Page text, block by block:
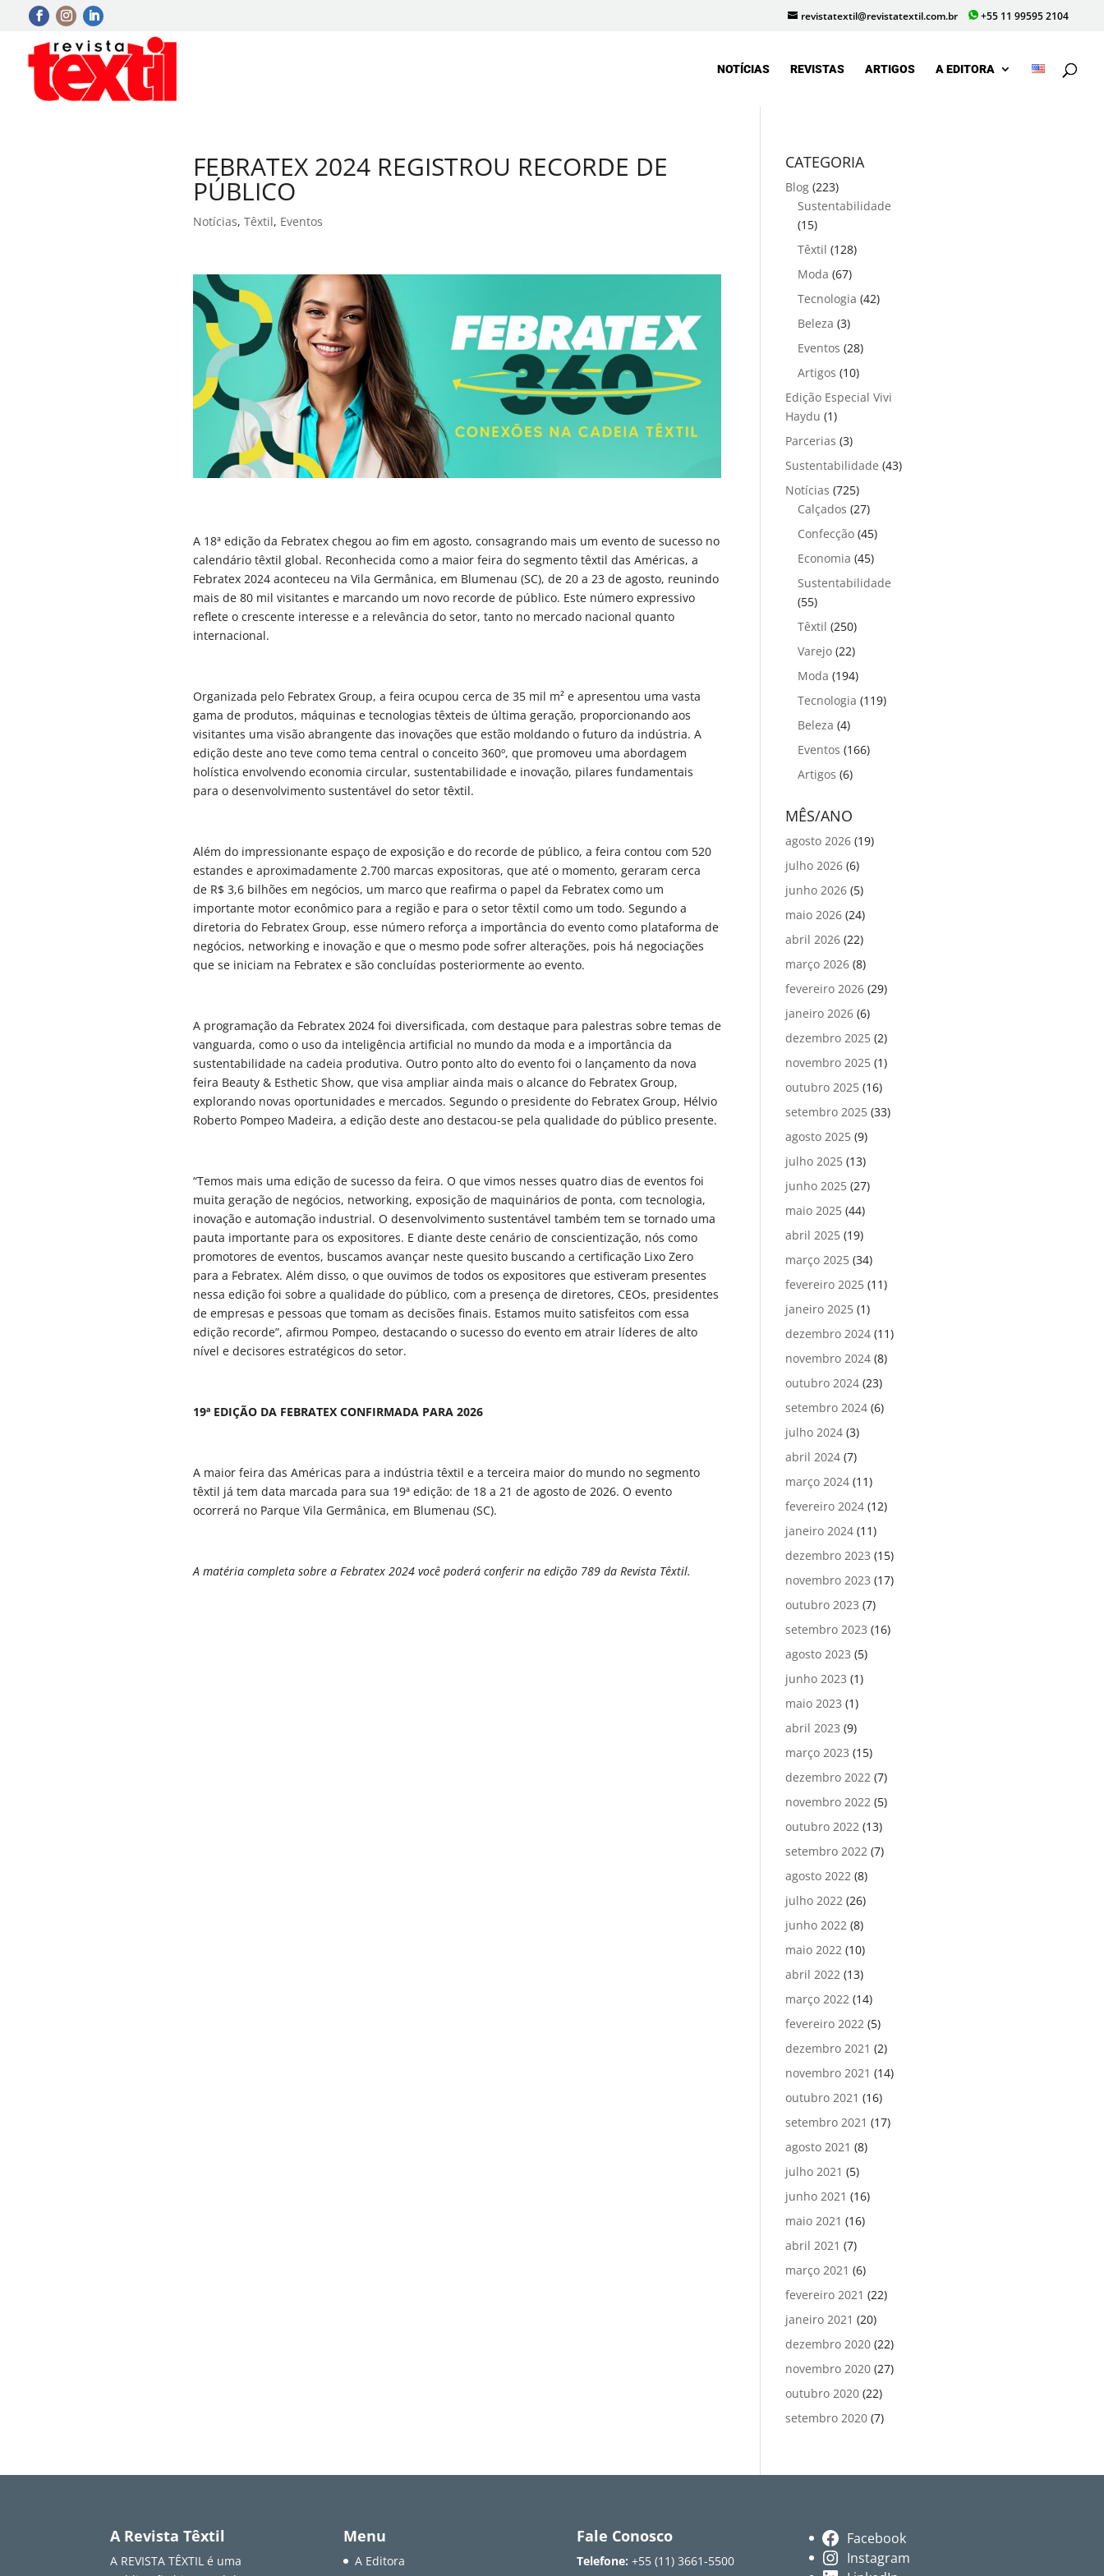
+55 11 99595 2104
revistatextil@revistatextil.com.br
NOTÍCIAS REVISTAS ARTIGOS A EDITORA
FEBRATEX 2024 REGISTROU RECORDE DE
PÚBLICO
Notícias,Têxtil, Eventos
A 18ª edição da Febratex chegou ao fim em agosto, consagrando mais um evento de sucesso no
calendário têxtil global. Reconhecida como a maior feira do segmento têxtil das Américas, a
Febratex 2024 aconteceu na Vila Germânica, em Blumenau (SC), de 20 a 23 de agosto, reunindo
mais de 80 mil visitantes e marcando um novo recorde de público. Este número expressivo
reflete o crescente interesse e a relevância do setor, tanto no mercado nacional quanto
internacional.
Organizada pelo Febratex Group, a feira ocupou cerca de 35 mil m² e apresentou uma vasta
gama de produtos, máquinas e tecnologias têxteis de última geração, proporcionando aos
visitantes uma visão abrangente das inovações que estão moldando o futuro da indústria. A
edição deste ano teve como tema central o conceito 360º, que promoveu uma abordagem
holística envolvendo economia circular, sustentabilidade e inovação, pilares fundamentais
para o desenvolvimento sustentável do setor têxtil.
Além do impressionante espaço de exposição e do recorde de público, a feira contou com 520
estandes e aproximadamente 2.700 marcas expositoras, que até o momento, geraram cerca
de R$ 3,6 bilhões em negócios, um marco que reafirma o papel da Febratex como um
importante motor econômico para a região e para o setor têxtil como um todo. Segundo a
diretoria do Febratex Group, esse número reforça a importância do evento como plataforma de
negócios, networking e inovação e que o mesmo pode sofrer alterações, pois há negociações
que se iniciam na Febratex e são concluídas posteriormente ao evento.
A programação da Febratex 2024 foi diversificada, com destaque para palestras sobre temas de
vanguarda, como o uso da inteligência artificial no mundo da moda e a importância da
sustentabilidade na cadeia produtiva. Outro ponto alto do evento foi o lançamento da nova
feira Beauty & Esthetic Show, que visa ampliar ainda mais o alcance do Febratex Group,
explorando novas oportunidades e mercados. Segundo o presidente do Febratex Group, Hélvio
Roberto Pompeo Madeira, a edição deste ano destacou-se pela qualidade do público presente.
“Temos mais uma edição de sucesso da feira. O que vimos nesses quatro dias de eventos foi
muita geração de negócios, networking, exposição de maquinários de ponta, com tecnologia,
inovação e automação industrial. O desenvolvimento sustentável também tem se tornado uma
pauta importante para os expositores. E diante deste cenário de conscientização, nós como
promotores de eventos, buscamos avançar neste quesito buscando a certificação Lixo Zero
para a Febratex. Além disso, o que ouvimos de todos os expositores que estiveram presentes
nessa edição foi sobre a qualidade do público, com a presença de diretores, CEOs, presidentes
de empresas e pessoas que tomam as decisões finais. Estamos muito satisfeitos com essa
edição recorde”, afirmou Pompeo, destacando o sucesso do evento em atrair líderes de alto
nível e decisores estratégicos do setor.
19ª EDIÇÃO DA FEBRATEX CONFIRMADA PARA 2026
A maior feira das Américas para a indústria têxtil e a terceira maior do mundo no segmento
têxtil já tem data marcada para sua 19ª edição: de 18 a 21 de agosto de 2026. O evento
ocorrerá no Parque Vila Germânica, em Blumenau (SC).
A matéria completa sobre a Febratex 2024 você poderá conferir na edição 789 da Revista Têxtil.
CATEGORIA
Blog (223)
Sustentabilidade
(15)
Têxtil (128)
Moda (67)
Tecnologia (42)
Beleza (3)
Eventos (28)
Artigos (10)
Edição Especial Vivi
Haydu (1)
Parcerias (3)
Sustentabilidade (43)
Notícias (725)
Calçados (27)
Confecção (45)
Economia (45)
Sustentabilidade
(55)
Têxtil (250)
Varejo (22)
Moda (194)
Tecnologia (119)
Beleza (4)
Eventos (166)
Artigos (6)
MÊS/ANO
agosto 2026 (19)
julho 2026 (6)
junho 2026 (5)
maio 2026 (24)
abril 2026 (22)
março 2026 (8)
fevereiro 2026 (29)
janeiro 2026 (6)
dezembro 2025 (2)
novembro 2025 (1)
outubro 2025 (16)
setembro 2025 (33)
agosto 2025 (9)
julho 2025 (13)
junho 2025 (27)
maio 2025 (44)
abril 2025 (19)
março 2025 (34)
fevereiro 2025 (11)
janeiro 2025 (1)
dezembro 2024 (11)
novembro 2024 (8)
outubro 2024 (23)
setembro 2024 (6)
julho 2024 (3)
abril 2024 (7)
março 2024 (11)
fevereiro 2024 (12)
janeiro 2024 (11)
dezembro 2023 (15)
novembro 2023 (17)
outubro 2023 (7)
setembro 2023 (16)
agosto 2023 (5)
junho 2023 (1)
maio 2023 (1)
abril 2023 (9)
março 2023 (15)
dezembro 2022 (7)
novembro 2022 (5)
outubro 2022 (13)
setembro 2022 (7)
agosto 2022 (8)
julho 2022 (26)
junho 2022 (8)
maio 2022 (10)
abril 2022 (13)
março 2022 (14)
fevereiro 2022 (5)
dezembro 2021 (2)
novembro 2021 (14)
outubro 2021 (16)
setembro 2021 (17)
agosto 2021 (8)
julho 2021 (5)
junho 2021 (16)
maio 2021 (16)
abril 2021 (7)
março 2021 (6)
fevereiro 2021 (22)
janeiro 2021 (20)
dezembro 2020 (22)
novembro 2020 (27)
outubro 2020 (22)
setembro 2020 (7)
A Revista Têxtil
A REVISTA TÊXTIL é uma
Menu
A Editora
Fale Conosco
Telefone: +55 (11) 3661-5500
Facebook
Instagram